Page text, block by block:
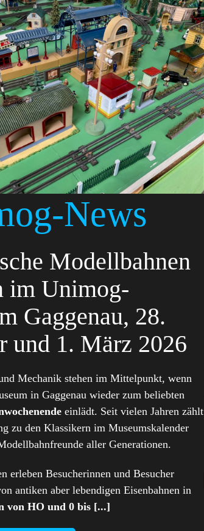
News
Modellbahnen
im Unimog-
Gaggenau, 28.
und 1. März 2026
Mechanik stehen im Mittelpunkt, wenn
in Gaggenau wieder zum beliebten
einlädt. Seit vielen Jahren zählt
zu den Klassikern im Museumskalender
aller Generationen.
erleben Besucherinnen und Besucher
antiken aber lebendigen Eisenbahnen in
von HO und 0 bis [...]